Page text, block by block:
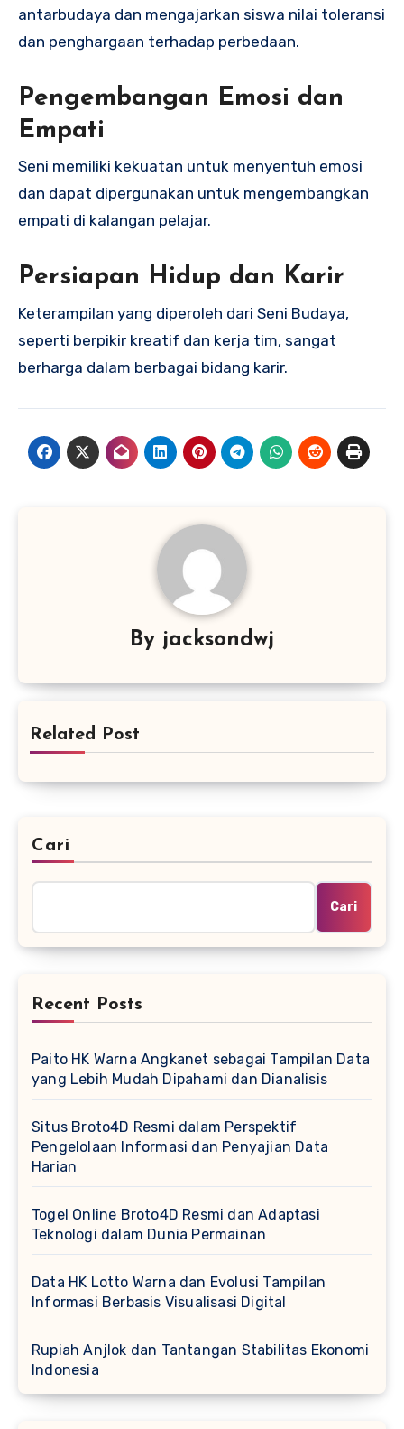
antarbudaya dan mengajarkan siswa nilai toleransi
dan penghargaan terhadap perbedaan.
Pengembangan Emosi dan
Empati
Seni memiliki kekuatan untuk menyentuh emosi
dan dapat dipergunakan untuk mengembangkan
empati di kalangan pelajar.
Persiapan Hidup dan Karir
Keterampilan yang diperoleh dari Seni Budaya,
seperti berpikir kreatif dan kerja tim, sangat
berharga dalam berbagai bidang karir.
By jacksondwj
Related Post
Cari
Cari
Recent Posts
Paito HK Warna Angkanet sebagai Tampilan Data
yang Lebih Mudah Dipahami dan Dianalisis
Situs Broto4D Resmi dalam Perspektif
Pengelolaan Informasi dan Penyajian Data
Harian
Togel Online Broto4D Resmi dan Adaptasi
Teknologi dalam Dunia Permainan
Data HK Lotto Warna dan Evolusi Tampilan
Informasi Berbasis Visualisasi Digital
Rupiah Anjlok dan Tantangan Stabilitas Ekonomi
Indonesia